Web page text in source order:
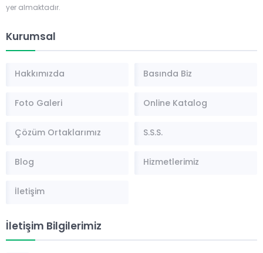
yer almaktadır.
Kurumsal
Hakkımızda Basında Biz
Foto Galeri Online Katalog
Çözüm Ortaklarımız S.S.S.
Blog Hizmetlerimiz
İletişim
İletişim Bilgilerimiz